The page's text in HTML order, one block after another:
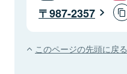
987-2357
このページの先頭に戻る